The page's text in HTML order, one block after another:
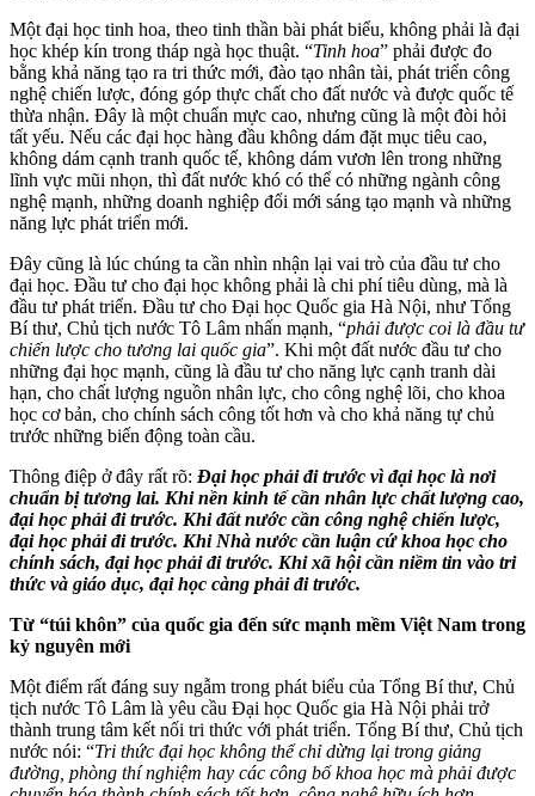
Một đại học tinh hoa, theo tinh thần bài phát biểu, không phải là đại
học khép kín trong tháp ngà học thuật. “Tinh hoa” phải được đo
bằng khả năng tạo ra tri thức mới, đào tạo nhân tài, phát triển công
nghệ chiến lược, đóng góp thực chất cho đất nước và được quốc tế
thừa nhận. Đây là một chuẩn mực cao, nhưng cũng là một đòi hỏi
tất yếu. Nếu các đại học hàng đầu không dám đặt mục tiêu cao,
không dám cạnh tranh quốc tế, không dám vươn lên trong những
lĩnh vực mũi nhọn, thì đất nước khó có thể có những ngành công
nghệ mạnh, những doanh nghiệp đổi mới sáng tạo mạnh và những
năng lực phát triển mới.
Đây cũng là lúc chúng ta cần nhìn nhận lại vai trò của đầu tư cho
đại học. Đầu tư cho đại học không phải là chi phí tiêu dùng, mà là
đầu tư phát triển. Đầu tư cho Đại học Quốc gia Hà Nội, như Tổng
Bí thư, Chủ tịch nước Tô Lâm nhấn mạnh, “phải được coi là đầu tư
chiến lược cho tương lai quốc gia”. Khi một đất nước đầu tư cho
những đại học mạnh, cũng là đầu tư cho năng lực cạnh tranh dài
hạn, cho chất lượng nguồn nhân lực, cho công nghệ lõi, cho khoa
học cơ bản, cho chính sách công tốt hơn và cho khả năng tự chủ
trước những biến động toàn cầu.
Thông điệp ở đây rất rõ: Đại học phải đi trước vì đại học là nơi
chuẩn bị tương lai. Khi nền kinh tế cần nhân lực chất lượng cao,
đại học phải đi trước. Khi đất nước cần công nghệ chiến lược,
đại học phải đi trước. Khi Nhà nước cần luận cứ khoa học cho
chính sách, đại học phải đi trước. Khi xã hội cần niềm tin vào tri
thức và giáo dục, đại học càng phải đi trước.
Từ “túi khôn” của quốc gia đến sức mạnh mềm Việt Nam trong
kỷ nguyên mới
Một điểm rất đáng suy ngẫm trong phát biểu của Tổng Bí thư, Chủ
tịch nước Tô Lâm là yêu cầu Đại học Quốc gia Hà Nội phải trở
thành trung tâm kết nối tri thức với phát triển. Tổng Bí thư, Chủ tịch
nước nói: “Tri thức đại học không thể chỉ dừng lại trong giảng
đường, phòng thí nghiệm hay các công bố khoa học mà phải được